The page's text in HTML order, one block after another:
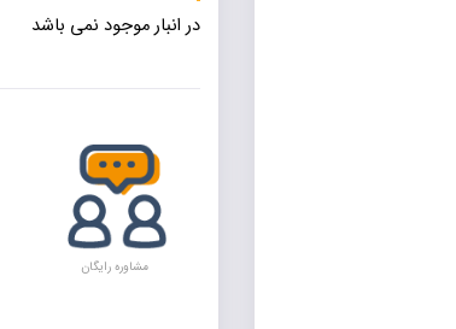
در انبار موجود نمی باشد
مشاوره رایگان